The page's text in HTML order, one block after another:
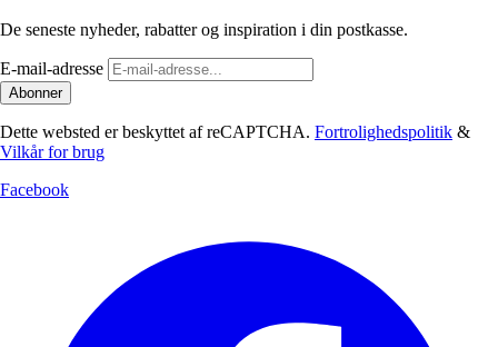
De seneste nyheder, rabatter og inspiration i din postkasse.
E-mail-adresse
Abonner
Dette websted er beskyttet af reCAPTCHA. Fortrolighedspolitik &
Vilkår for brug
Facebook